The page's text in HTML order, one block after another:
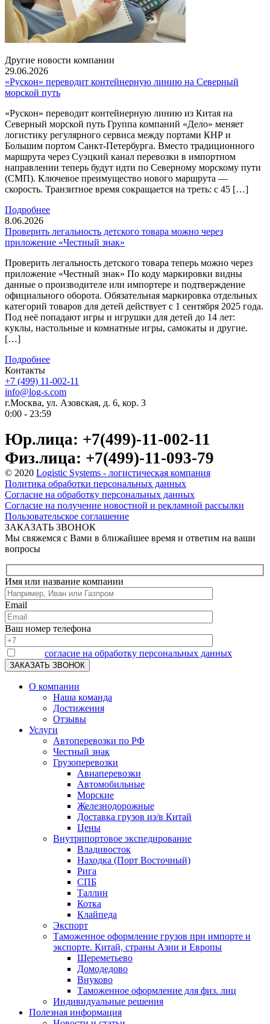
Другие новости компании
29.06.2026
«Рускон» переводит контейнерную линию на Северный
морской путь
«Рускон» переводит контейнерную линию из Китая на
Северный морской путь Группа компаний «Дело» меняет
логистику регулярного сервиса между портами КНР и
Большим портом Санкт-Петербурга. Вместо традиционного
маршрута через Суэцкий канал перевозки в импортном
направлении теперь будут идти по Северному морскому пути
(СМП). Ключевое преимущество нового маршрута —
скорость. Транзитное время сокращается на треть: с 45 […]
Подробнее
8.06.2026
Проверить легальность детского товара можно через
приложение «Честный знак»
Проверить легальность детского товара теперь можно через
приложение «Честный знак» По коду маркировки видны
данные о производителе или импортере и подтверждение
официального оборота. Обязательная маркировка отдельных
категорий товаров для детей действует с 1 сентября 2025 года.
Под неё попадают игры и игрушки для детей до 14 лет:
куклы, настольные и комнатные игры, самокаты и другие.
[…]
Подробнее
Контакты
+7 (499) 11-002-11
info@log-s.com
г.Москва, ул. Азовская, д. 6, кор. 3
0:00 - 23:59
Юр.лица: +7(499)-11-002-11
Физ.лица: +7(499)-11-093-79
© 2020 Logistic Systems - логистическая компания
Политика обработки персональных данных
Согласие на обработку персональных данных
Согласие на получение новостной и рекламной рассылки
Пользовательское соглашение
ЗАКАЗАТЬ ЗВОНОК
Мы свяжемся с Вами в ближайшее время и ответим на ваши
вопросы
Имя или название компании
Email
Ваш номер телефона
согласие на обработку персональных данных
О компании
Наша команда
Достижения
Отзывы
Услуги
Автоперевозки по РФ
Честный знак
Грузоперевозки
Авиаперевозки
Автомобильные
Морские
Железнодорожные
Доставка грузов из/в Китай
Цены
Внутрипортовое экспедирование
Владивосток
Находка (Порт Восточный)
Рига
СПБ
Таллин
Котка
Клайпеда
Экспорт
Таможенное оформление грузов при импорте и
экспорте. Китай, страны Азии и Европы
Шереметьево
Домодедово
Внуково
Таможенное оформление для физ. лиц
Индивидуальные решения
Полезная информация